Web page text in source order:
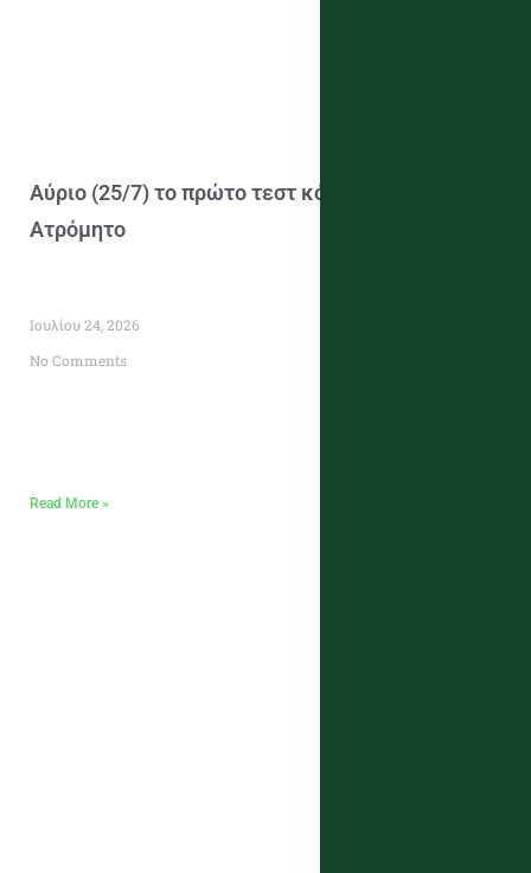
Αύριο (25/7) το πρώτο τεστ κόντρα στον
Ατρόμητο
Ιουλίου 24, 2026
No Comments
Read More »